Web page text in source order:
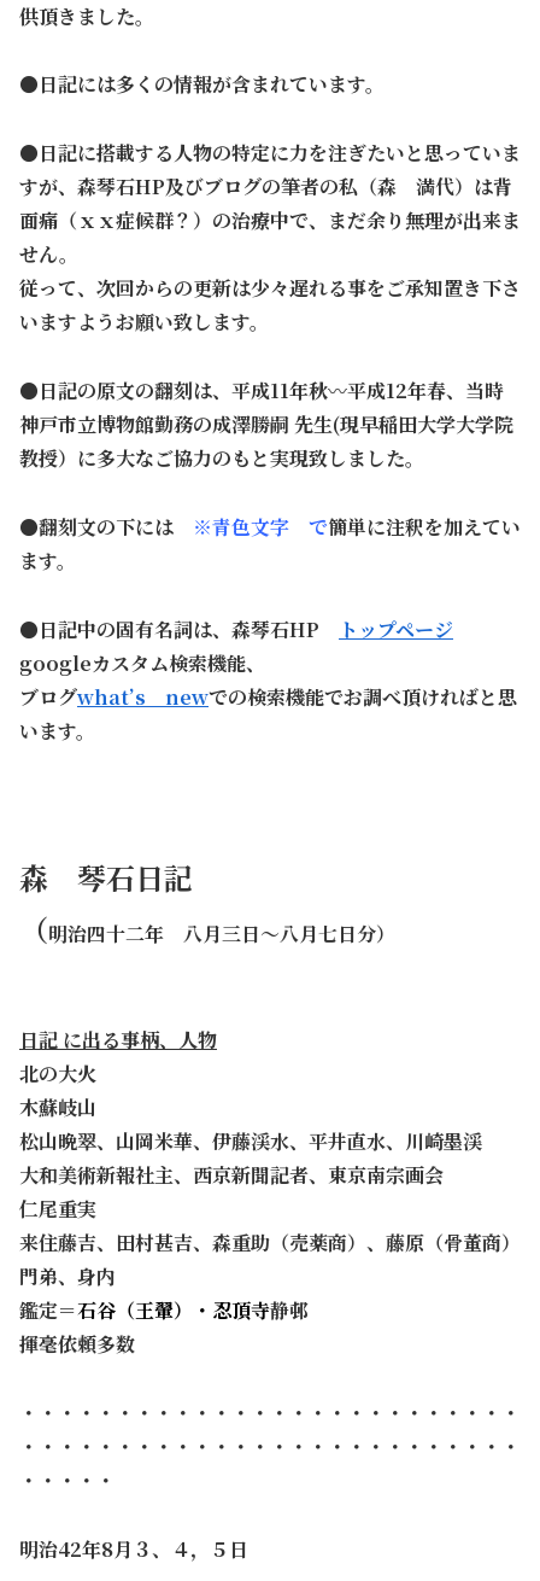
供頂きました。
●日記には多くの情報が含まれています。
●日記に搭載する人物の特定に力を注ぎたいと思っていま
すが、森琴石HP及びブログの筆者の私 （森 満代） は背
面痛（ｘｘ症候群？）の治療中で、まだ余り無理が出来ま
せん。
従って、次回からの更新は少々遅れる事をご承知置き下さ
いますようお願い致します。
●日記の原文の翻刻は、平成11年秋〰平成12年春、当時
神戸市立博物館勤務の成澤勝嗣 先生(現早稲田大学大学院
教授）に多大なご協力のもと実現致しました。
●翻刻文の下には ※青色文字 で簡単に注釈を加えてい
ます。
●日記中の固有名詞は、森琴石HP
トップページ
googleカスタム検索機能、
ブログwhat’s newでの検索機能でお調べ頂ければと思
います。
森 琴石日記
（明治四十二年 八月三日～八月七日分）
日記 に出る事柄、人物
北の大火
木蘇岐山
松山晩翠、山岡米華、伊藤渓水、平井直水、川崎墨渓
大和美術新報社主、西京新聞記者、東京南宗画会
仁尾重実
来住藤吉、田村甚吉、森重助（売薬商）、藤原（骨董商）
門弟、身内
鑑定＝石谷（王翬） ・ 忍頂寺静邨
揮毫依頼多数
・・・・・・・・・・・・・・・・・・・・・・・・・・
・・・・・・・・・・・・・・・・・・・・・・・・・・
・・・・・
明治42年8月３、４，５日